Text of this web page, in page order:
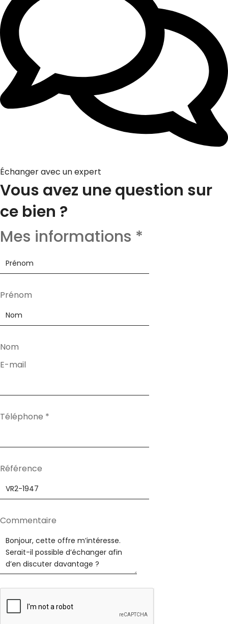
Échanger avec un expert
Vous avez une question sur
ce bien ?
Mes informations *
Prénom
Nom
E-mail
Téléphone *
Référence
informations
E-
mail
Téléphone
Commentaire